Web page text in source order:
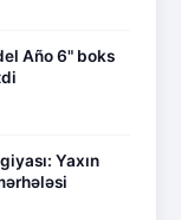
Año 6" boks
Yaxın